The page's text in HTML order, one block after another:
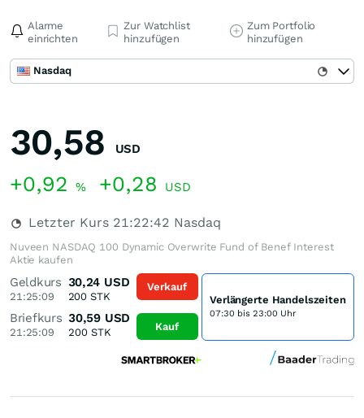
Alarme
einrichten
Zur Watchlist
hinzufügen
Zum Portfolio
hinzufügen
Nasdaq
30,58 USD
+0,92 % +0,28 USD
Letzter Kurs 21:22:42 Nasdaq
Nuveen NASDAQ 100 Dynamic Overwrite Fund of Benef Interest
Aktie kaufen
Geldkurs
21:25:09
30,24 USD
200 STK
Briefkurs
21:25:09
30,59 USD
200STK
Verkauf
Kauf
Verlängerte Handelszeiten
07:30 bis 23:00 Uhr